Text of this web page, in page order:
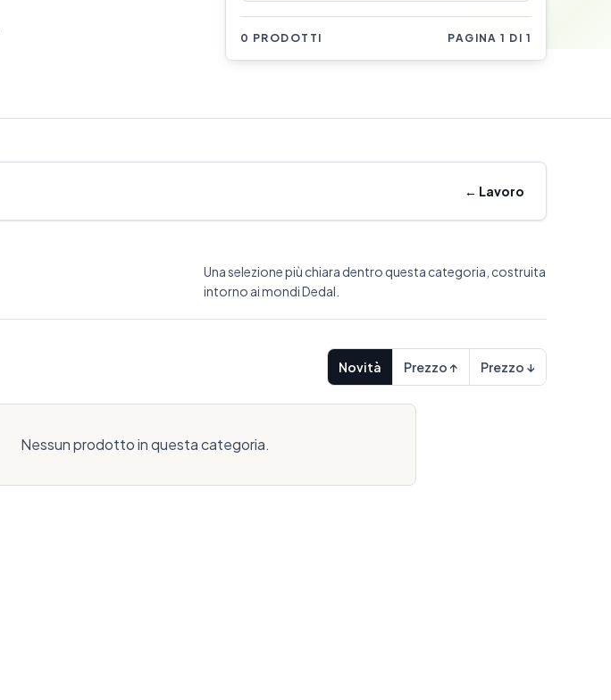
0 PRODOTTI PAGINA 1 DI 1
← Lavoro
Una selezione più chiara dentro questa categoria, costruita
intorno ai mondi Dedal.
Novità Prezzo ↑ Prezzo ↓
Nessun prodotto in questa categoria.